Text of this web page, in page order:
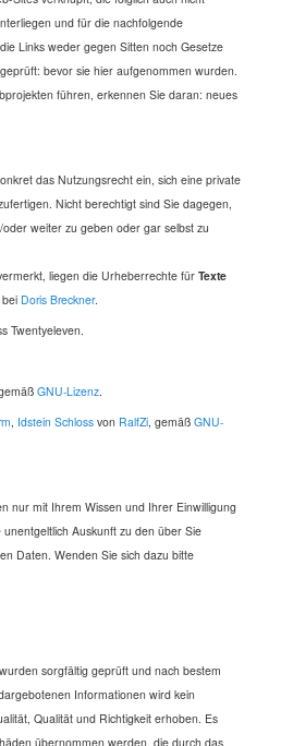
und für die nachfolgende
Links weder gegen Sitten noch Gesetze
bevor sie hier aufgenommen wurden.
führen, erkennen Sie daran: neues
das Nutzungsrecht ein, sich eine private
Nicht berechtigt sind Sie dagegen,
weiter zu geben oder gar selbst zu
liegen die Urheberrechte fürTexte
bei Doris Breckner.
Twentyeleven.
GNU-Lizenz.
, Idstein Schloss von RalfZi, gemäßGNU-
nur mit Ihrem Wissen und Ihrer Einwilligung
Auskunft zu den über Sie
Daten. Wenden Sie sich dazu bitte
sorgfältig geprüft und nach bestem
Informationen wird kein
Qualität und Richtigkeit erhoben. Es
übernommen werden, die durch das